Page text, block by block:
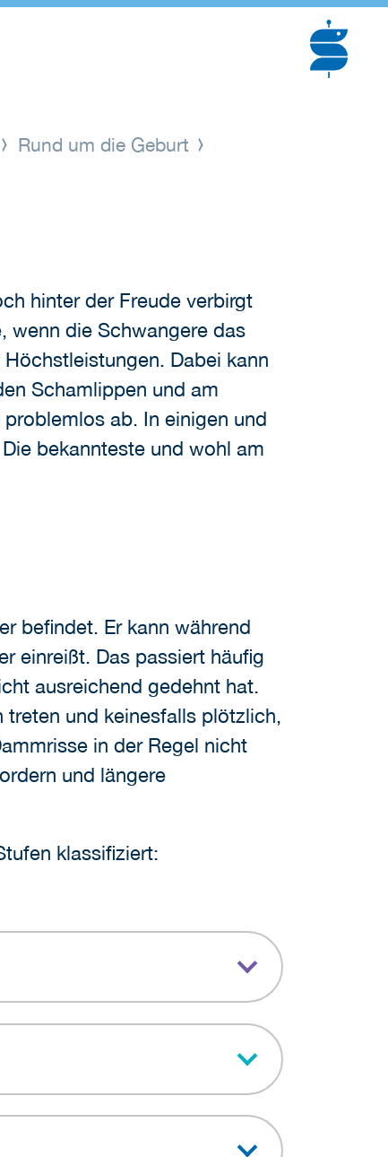
Rund um die Geburt
hinter der Freude verbirgt
wenn die Schwangere das
Dabei kann
Schamlippen und am
ab. In einigen und
bekannteste und wohl am
befindet. Er kann während
einreißt. Das passiert häufig
ausreichend gedehnt hat.
und keinesfalls plötzlich,
in der Regel nicht
und längere
klassifiziert: